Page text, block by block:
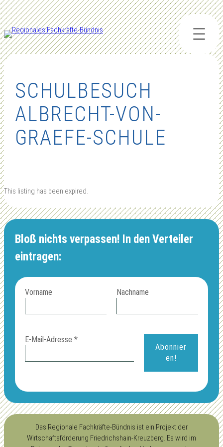
Zum
Inhalt
springen
SCHULBESUCH
ALBRECHT-VON-
GRAEFE-SCHULE
This listing has been expired.
Bloß nichts verpassen! In den Verteiler
eintragen:
Vorname Nachname
E-Mail-Adresse*
Das Regionale Fachkräfte-Bündnis ist ein Projekt der
Wirtschaftsförderung Friedrichshain-Kreuzberg. Es wird im